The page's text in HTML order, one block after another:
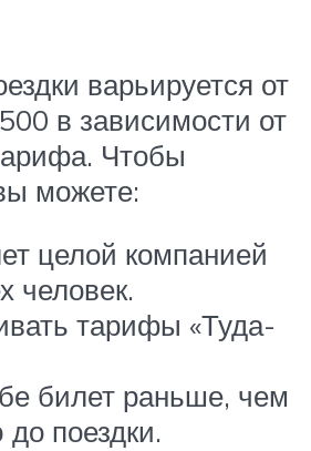
варьируется от
в зависимости от
Чтобы
можете:
целой компанией
человек.
тарифы «Туда-
билет раньше, чем
поездки.